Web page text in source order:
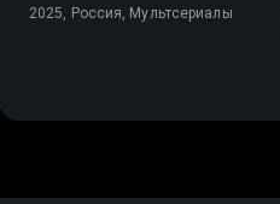
2025, Россия, Мультсериалы